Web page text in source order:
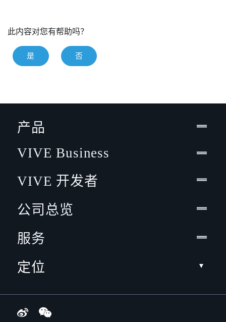
此内容对您有帮助吗？
是 否
产品
VIVE Business
VIVE 开发者
公司总览
服务
定位